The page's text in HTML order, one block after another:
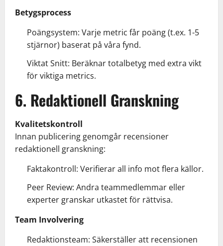
Betygsprocess
Poängsystem: Varje metric får poäng (t.ex. 1-5
stjärnor) baserat på våra fynd.
Viktat Snitt: Beräknar totalbetyg med extra vikt
för viktiga metrics.
6. Redaktionell Granskning
Kvalitetskontroll
Innan publicering genomgår recensioner
redaktionell granskning:
Faktakontroll: Verifierar all info mot flera källor.
Peer Review: Andra teammedlemmar eller
experter granskar utkastet för rättvisa.
Team Involvering
Redaktionsteam: Säkerställer att recensionen